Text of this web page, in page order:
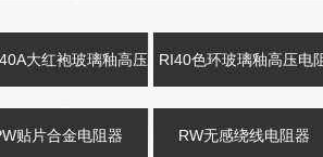
大红袍玻璃釉高压
电阻
RI40色环玻璃釉高压电
器
贴片合金电阻器 RW无感绕线电阻器